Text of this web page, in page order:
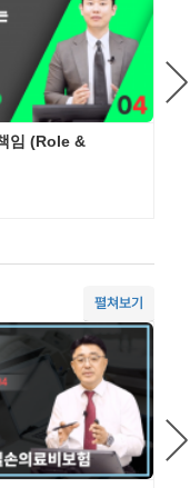
임 (Role &
펼쳐보기